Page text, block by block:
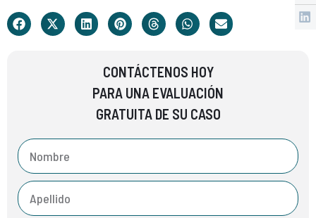
CONTÁCTENOS HOY
PARA UNA EVALUACIÓN
GRATUITA DE SU CASO